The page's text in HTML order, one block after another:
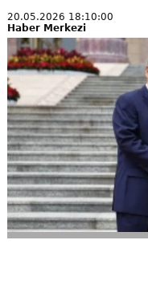
20.05.2026 18:10:00
Haber Merkezi